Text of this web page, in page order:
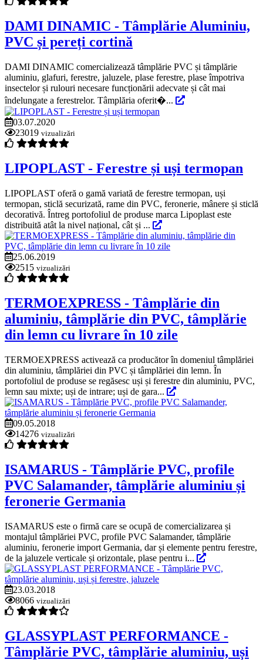
DAMI DINAMIC - Tâmplărie Aluminiu,
PVC și pereți cortină
DAMI DINAMIC comercializează tâmplărie PVC și tâmplărie
aluminiu, glafuri, ferestre, jaluzele, plase ferestre, plase împotriva
insectelor și rulouri necesare funcționării adecvate și cât mai
îndelungate a ferestrelor. Tâmplăria oferit�...
03.07.2020
23019 vizualizări
LIPOPLAST - Ferestre și uși termopan
LIPOPLAST oferă o gamă variată de ferestre termopan, uși
termopan, sticlă securizată, rame din PVC, feronerie, mânere și sticlă
decorativă. Întreg portofoliul de produse marca Lipoplast este
distribuită atât la nivel național, cât și ...
25.06.2019
2515 vizualizări
TERMOEXPRESS - Tâmplărie din
aluminiu, tâmplărie din PVC, tâmplărie
din lemn cu livrare în 10 zile
TERMOEXPRESS activează ca producător în domeniul tâmplăriei
din aluminiu, tâmplăriei din PVC și tâmplăriei din lemn. În
portofoliul de produse se regăsesc uși și ferestre din aluminiu, PVC,
lemn sau mixte; uși de intrare; uși de gara...
09.05.2018
14276 vizualizări
ISAMARUS - Tâmplărie PVC, profile
PVC Salamander, tâmplărie aluminiu și
feronerie Germania
ISAMARUS este o firmă care se ocupă de comercializarea și
montajul tâmplăriei PVC, profile PVC Salamander, tâmplărie
aluminiu, feronerie import Germania, dar și elemente pentru ferestre,
de la jaluzele verticale și orizontale, plase pentru i...
23.03.2018
8066 vizualizări
GLASSYPLAST PERFORMANCE -
Tâmplărie PVC, tâmplărie aluminiu, uși